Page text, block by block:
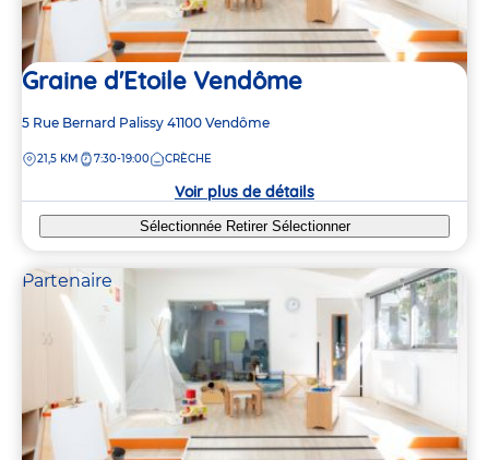
Graine d'Etoile Vendôme
Adresse
la
5 Rue Bernard Palissy 41100 Vendôme
DISTANCE
21,5 KM 7:30-19:00 CRÈCHE
Voir plus de détails
Sélectionnée Retirer Sélectionner
Partenaire